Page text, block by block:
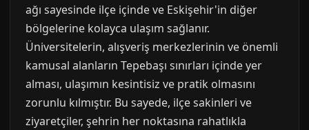
ağı sayesinde ilçe içinde ve Eskişehir'in diğer
bölgelerine kolayca ulaşım sağlanır.
Üniversitelerin, alışveriş merkezlerinin ve önemli
kamusal alanların Tepebaşı sınırları içinde yer
alması, ulaşımın kesintisiz ve pratik olmasını
zorunlu kılmıştır. Bu sayede, ilçe sakinleri ve
ziyaretçiler, şehrin her noktasına rahatlıkla